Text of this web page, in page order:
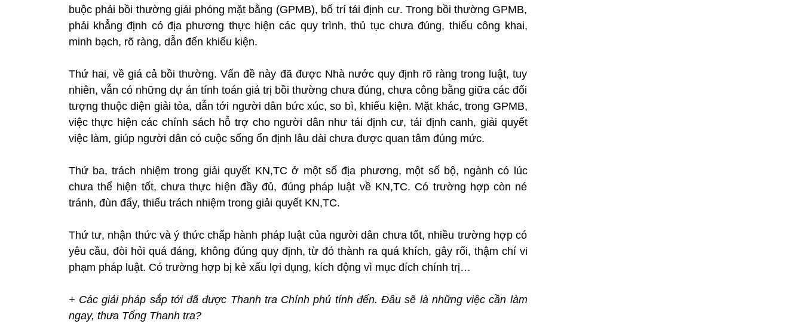
buộc phải bồi thường giải phóng mặt bằng (GPMB), bố trí tái định cư. Trong bồi thường GPMB,
phải khẳng định có địa phương thực hiện các quy trình, thủ tục chưa đúng, thiếu công khai,
minh bạch, rõ ràng, dẫn đến khiếu kiện.
Thứ hai, về giá cả bồi thường. Vấn đề này đã được Nhà nước quy định rõ ràng trong luật, tuy
nhiên, vẫn có những dự án tính toán giá trị bồi thường chưa đúng, chưa công bằng giữa các đối
tượng thuộc diện giải tỏa, dẫn tới người dân bức xúc, so bì, khiếu kiện. Mặt khác, trong GPMB,
việc thực hiện các chính sách hỗ trợ cho người dân như tái định cư, tái định canh, giải quyết
việc làm, giúp người dân có cuộc sống ổn định lâu dài chưa được quan tâm đúng mức.
Thứ ba, trách nhiệm trong giải quyết KN,TC ở một số địa phương, một số bộ, ngành có lúc
chưa thể hiện tốt, chưa thực hiện đầy đủ, đúng pháp luật về KN,TC. Có trường hợp còn né
tránh, đùn đẩy, thiếu trách nhiệm trong giải quyết KN,TC.
Thứ tư, nhận thức và ý thức chấp hành pháp luật của người dân chưa tốt, nhiều trường hợp có
yêu cầu, đòi hỏi quá đáng, không đúng quy định, từ đó thành ra quá khích, gây rối, thậm chí vi
phạm pháp luật. Có trường hợp bị kẻ xấu lợi dụng, kích động vì mục đích chính trị…
+ Các giải pháp sắp tới đã được Thanh tra Chính phủ tính đến. Đâu sẽ là những việc cần làm
ngay, thưa Tổng Thanh tra?